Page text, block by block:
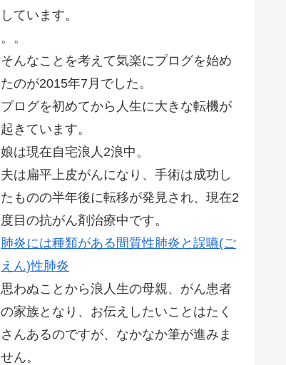
しています。
。。
そんなことを考えて気楽にプログを始め
たのが2015年7月でした。
プログを初めてから人生に大きな転機が
起きています。
娘は現在自宅浪人2浪中。
夫は扁平上皮がんになり、手術は成功し
たものの半年後に転移が発見され、現在2
度目の抗がん剤治療中です。
肺炎には種類がある間質性肺炎と誤嚥(ご
えん)性肺炎
思わぬことから浪人生の母親、がん患者
の家族となり、お伝えしたいことはたく
さんあるのですが、なかなか筆が進みま
せん。